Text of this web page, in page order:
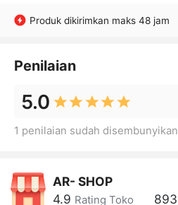
Produk dikirimkan maks 48 jam
Penilaian
5.0
1 penilaian sudah disembunyikan
AR- SHOP
4.9 Rating Toko 893